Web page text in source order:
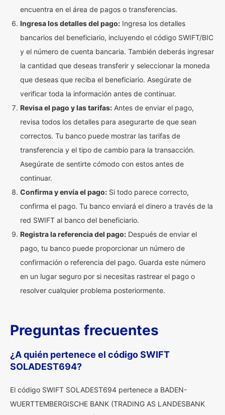
encuentra en el área de pagos o transferencias.
Ingresa los detalles del pago: Ingresa los detalles
bancarios del beneficiario, incluyendo el código SWIFT/BIC
y el número de cuenta bancaria. También deberás ingresar
la cantidad que deseas transferir y seleccionar la moneda
que deseas que reciba el beneficiario. Asegúrate de
verificar toda la información antes de continuar.
Revisa el pago y las tarifas: Antes de enviar el pago,
revisa todos los detalles para asegurarte de que sean
correctos. Tu banco puede mostrar las tarifas de
transferencia y el tipo de cambio para la transacción.
Asegúrate de sentirte cómodo con estos antes de
continuar.
Confirma y envía el pago: Si todo parece correcto,
confirma el pago. Tu banco enviará el dinero a través de la
red SWIFT al banco del beneficiario.
Registra la referencia del pago: Después de enviar el
pago, tu banco puede proporcionar un número de
confirmación o referencia del pago. Guarda este número
en un lugar seguro por si necesitas rastrear el pago o
resolver cualquier problema posteriormente.
Preguntas frecuentes
¿A quién pertenece el código SWIFT
SOLADEST694?
El código SWIFT SOLADEST694 pertenece a BADEN-
WUERTTEMBERGISCHE BANK (TRADING AS LANDESBANK